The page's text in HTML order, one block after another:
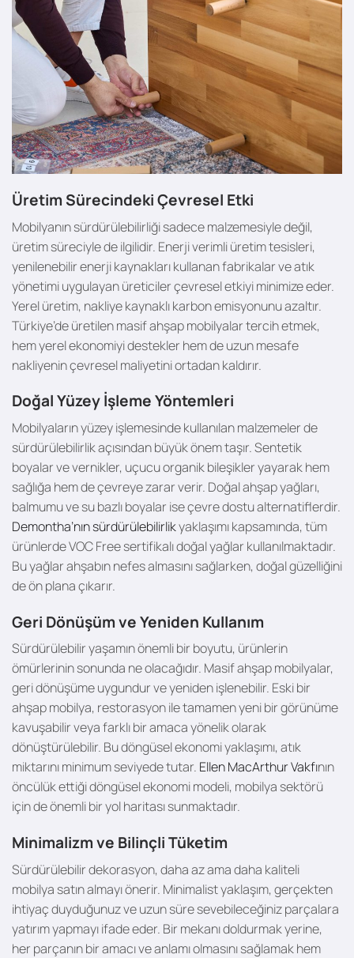
Üretim Sürecindeki Çevresel Etki
Mobilyanın sürdürülebilirliği sadece malzemesiyle değil,
üretim süreciyle de ilgilidir. Enerji verimli üretim tesisleri,
yenilenebilir enerji kaynakları kullanan fabrikalar ve atık
yönetimi uygulayan üreticiler çevresel etkiyi minimize eder.
Yerel üretim, nakliye kaynaklı karbon emisyonunu azaltır.
Türkiye’de üretilen masif ahşap mobilyalar tercih etmek,
hem yerel ekonomiyi destekler hem de uzun mesafe
nakliyenin çevresel maliyetini ortadan kaldırır.
Doğal Yüzey İşleme Yöntemleri
Mobilyaların yüzey işlemesinde kullanılan malzemeler de
sürdürülebilirlik açısından büyük önem taşır. Sentetik
boyalar ve vernikler, uçucu organik bileşikler yayarak hem
sağlığa hem de çevreye zarar verir. Doğal ahşap yağları,
balmumu ve su bazlı boyalar ise çevre dostu alternatiflerdir.
Demontha’nın sürdürülebilirlikyaklaşımı kapsamında, tüm
ürünlerde VOC Free sertifikalı doğal yağlar kullanılmaktadır.
Bu yağlar ahşabın nefes almasını sağlarken, doğal güzelliğini
de ön plana çıkarır.
Geri Dönüşüm ve Yeniden Kullanım
Sürdürülebilir yaşamın önemli bir boyutu, ürünlerin
ömürlerinin sonunda ne olacağıdır. Masif ahşap mobilyalar,
geri dönüşüme uygundur ve yeniden işlenebilir. Eski bir
ahşap mobilya, restorasyon ile tamamen yeni bir görünüme
kavuşabilir veya farklı bir amaca yönelik olarak
dönüştürülebilir. Bu döngüsel ekonomi yaklaşımı, atık
miktarını minimum seviyede tutar. Ellen MacArthur Vakfının
öncülük ettiği döngüsel ekonomi modeli, mobilya sektörü
için de önemli bir yol haritası sunmaktadır.
Minimalizm ve Bilinçli Tüketim
Sürdürülebilir dekorasyon, daha az ama daha kaliteli
mobilya satın almayı önerir. Minimalist yaklaşım, gerçekten
ihtiyaç duyduğunuz ve uzun süre sevebileceğiniz parçalara
yatırım yapmayı ifade eder. Bir mekanı doldurmak yerine,
her parçanın bir amacı ve anlamı olmasını sağlamak hem